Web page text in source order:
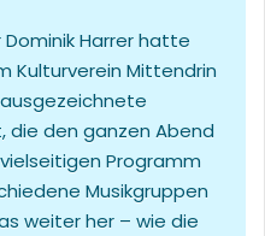
Harrer hatte
Kulturverein Mittendrin
die den ganzen Abend
Programm
Musikgruppen
weiter her – wie die